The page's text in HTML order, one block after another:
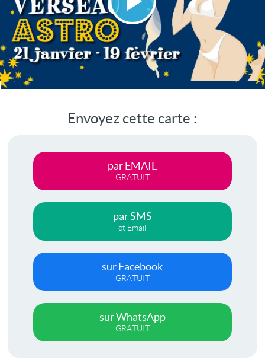
Lire
la
vidéo
Envoyez cette carte :
par EMAIL
GRATUIT
par SMS
et Email
sur Facebook
GRATUIT
sur WhatsApp
GRATUIT